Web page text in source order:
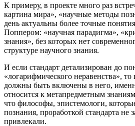
К примеру, в проекте много раз
картина мира», «научные методы
день актуальны более точные
Поппером: «научная парадигма»,
знания», без которых нет
структуре научного знания.
И если стандарт детализирован до
«логарифмического неравенства»,
должны быть включены в него,
относится к метапредметным
что философы, эпистемологи,
познания, проработкой стандарта не
привлекали.